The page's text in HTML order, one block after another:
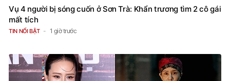
Vụ 4 người bị sóng cuốn ở Sơn Trà: Khẩn trương tìm 2 cô gái
mất tích
TIN NỔI BẬT 1 giờ trước